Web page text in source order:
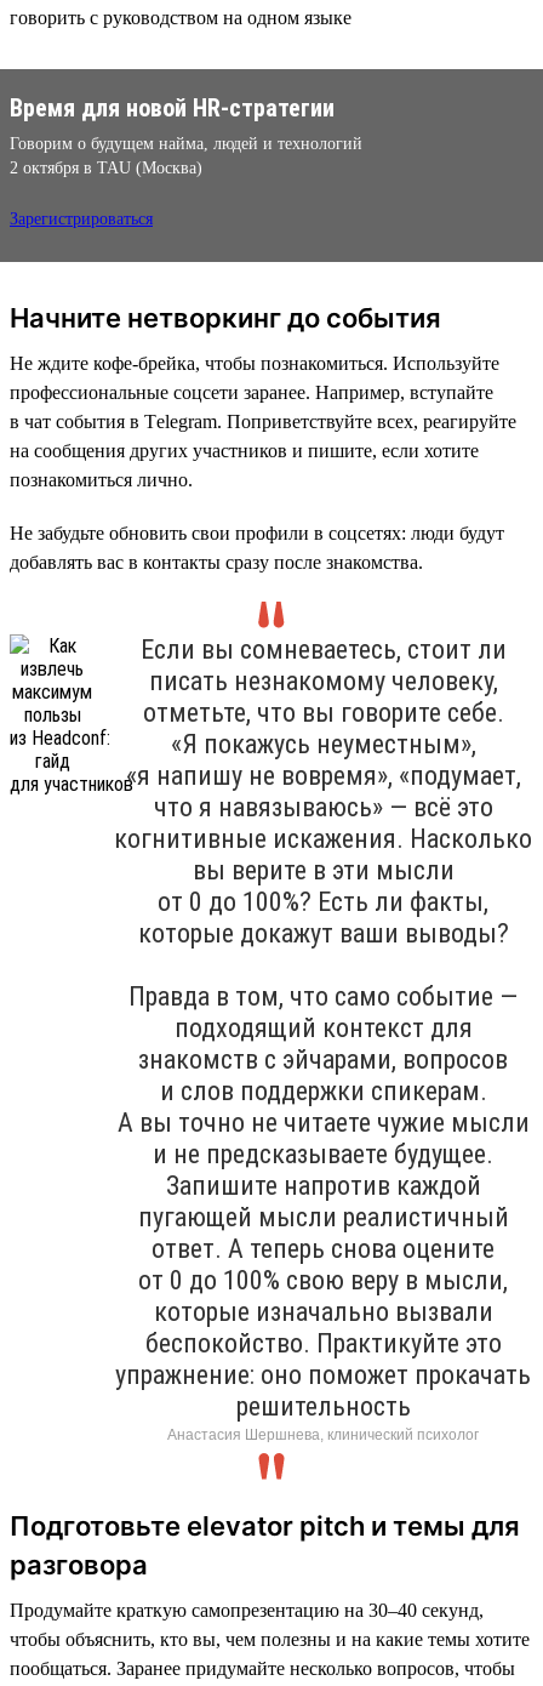
говорить с руководством на одном языке
Время для новой HR-стратегии
Говорим о будущем найма, людей и технологий
2 октября в TAU (Москва)
Зарегистрироваться
Начните нетворкинг до события
Не ждите кофе-брейка, чтобы познакомиться. Используйте
профессиональные соцсети заранее. Например, вступайте
в чат события в Тelegram. Поприветствуйте всех, реагируйте
на сообщения других участников и пишите, если хотите
познакомиться лично.
Не забудьте обновить свои профили в соцсетях: люди будут
добавлять вас в контакты сразу после знакомства.
Если вы сомневаетесь, стоит ли
писать незнакомому человеку,
отметьте, что вы говорите себе.
«Я покажусь неуместным»,
«я напишу не вовремя», «подумает,
что я навязываюсь» — всё это
когнитивные искажения. Насколько
вы верите в эти мысли
от 0 до 100%? Есть ли факты,
которые докажут ваши выводы?
Правда в том, что само событие —
подходящий контекст для
знакомств с эйчарами, вопросов
и слов поддержки спикерам.
А вы точно не читаете чужие мысли
и не предсказываете будущее.
Запишите напротив каждой
пугающей мысли реалистичный
ответ. А теперь снова оцените
от 0 до 100% свою веру в мысли,
которые изначально вызвали
беспокойство. Практикуйте это
упражнение: оно поможет прокачать
решительность
Анастасия Шершнева, клинический психолог
Подготовьте elevator pitch и темы для
разговора
Продумайте краткую самопрезентацию на 30–40 секунд,
чтобы объяснить, кто вы, чем полезны и на какие темы хотите
пообщаться. Заранее придумайте несколько вопросов, чтобы